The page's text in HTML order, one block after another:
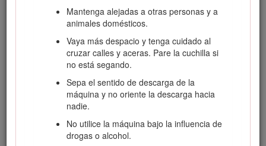
Mantenga alejadas a otras personas y a
animales domésticos.
Vaya más despacio y tenga cuidado al
cruzar calles y aceras. Pare la cuchilla si
no está segando.
Sepa el sentido de descarga de la
máquina y no oriente la descarga hacia
nadie.
No utilice la máquina bajo la influencia de
drogas o alcohol.
Manejo seguro de combustibles
Para evitar lesiones personales o daños
materiales, extreme las precauciones al
manejar la gasolina. La gasolina es
extremadamente inflamable y los vapores
son explosivos.
Apague cualquier cigarrillo, cigarro, pipa u
otra fuente de ignición.